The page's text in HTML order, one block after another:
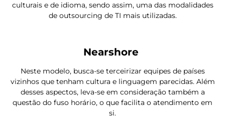
culturais e de idioma, sendo assim, uma das modalidades
de outsourcing de TI mais utilizadas.
Nearshore
Neste modelo, busca-se terceirizar equipes de países
vizinhos que tenham cultura e linguagem parecidas. Além
desses aspectos, leva-se em consideração também a
questão do fuso horário, o que facilita o atendimento em
si.